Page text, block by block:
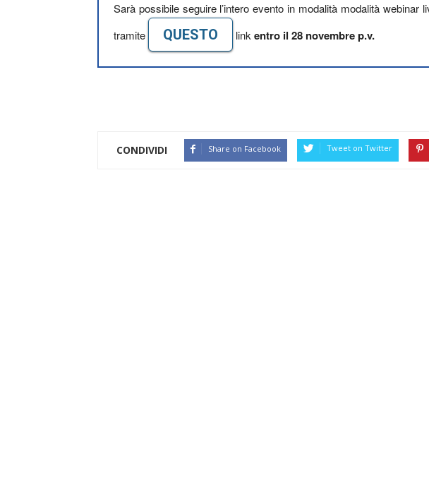
Sarà possibile seguire l’intero evento in modalità modalità webinar
tramite
QUESTO linkentro il 28 novembre p.v.
CONDIVIDI Share on Facebook Tweet on Twitter